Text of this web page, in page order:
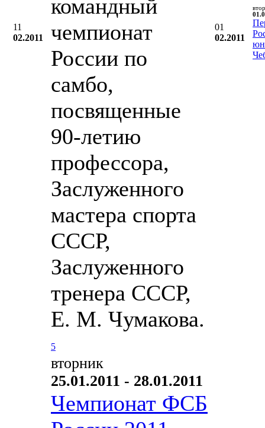
11
02.2011
командный
чемпионат
России по
самбо,
посвященные
90-летию
профессора,
Заслуженного
мастера спорта
СССР,
Заслуженного
тренера СССР,
Е. М. Чумакова.
5
01
02.2011
вторник
25.01.2011 - 28.01.2011
Чемпионат ФСБ